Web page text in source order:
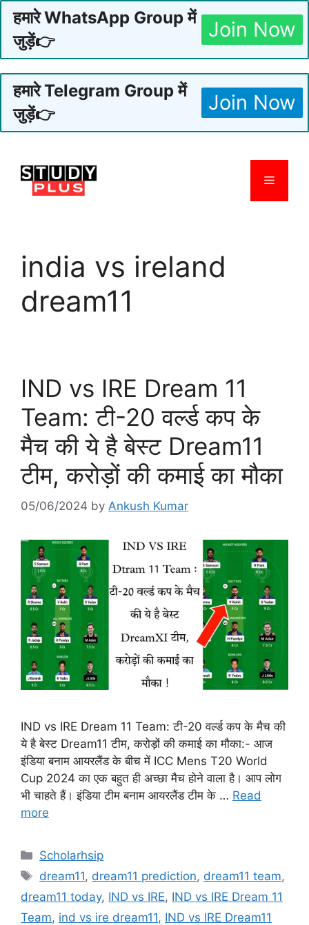
हमारे WhatsApp Group में
जुड़ें👉
Join Now
हमारे Telegram Group में
जुड़ें👉
Join Now
content
Menu
india vs ireland
dream11
IND vs IRE Dream 11
Team: टी-20 वर्ल्ड कप के
मैच की ये है बेस्ट Dream11
टीम, करोड़ों की कमाई का मौका
05/06/2024 by Ankush Kumar
IND vs IRE Dream 11 Team: टी-20 वर्ल्ड कप के मैच की
ये है बेस्ट Dream11 टीम, करोड़ों की कमाई का मौका:- आज
इंडिया बनाम आयरलैंड के बीच में ICC Mens T20 World
Cup 2024 का एक बहुत ही अच्छा मैच होने वाला है। आप लोग
भी चाहते हैं। इंडिया टीम बनाम आयरलैंड टीम के … Read
more
Categories
Scholarhsip
Tags
dream11, dream11 prediction, dream11 team,
dream11 today, IND vs IRE, IND vs IRE Dream 11
Team, ind vs ire dream11, IND vs IRE Dream11